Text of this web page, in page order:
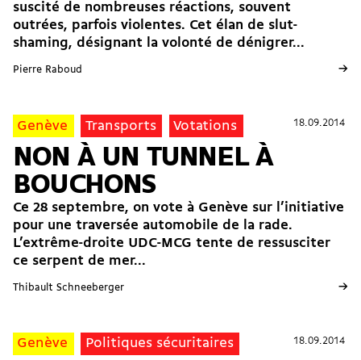
suscité de nombreuses réactions, souvent
outrées, parfois violentes. Cet élan de slut-
shaming, désignant la volonté de dénigrer...
Pierre Raboud →
18.09.2014
Genève Transports Votations 18.09.2014
NON À UN TUNNEL À
BOUCHONS
Ce 28 septembre, on vote à Genève sur l’initiative
pour une traversée automobile de la rade.
L’extrême-droite UDC-MCG tente de ressusciter
ce serpent de mer...
Thibault Schneeberger →
18.09.2014
Genève Politiques sécuritaires 18.09.2014